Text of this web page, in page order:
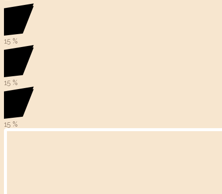
15 %
15 %
15 %